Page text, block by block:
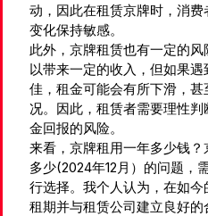
动，因此在租赁京牌时，消
变化保持敏感。
此外，京牌租赁也有一定的
以带来一定的收入，但如果
佳，租金可能会有所下滑，
况。因此，租赁者需要理性
金回报的风险。
来看，京牌租用一年多少钱
多少(2024年12月）的问题，
行选择。我个人认为，在如
租期并与租赁公司建立良好